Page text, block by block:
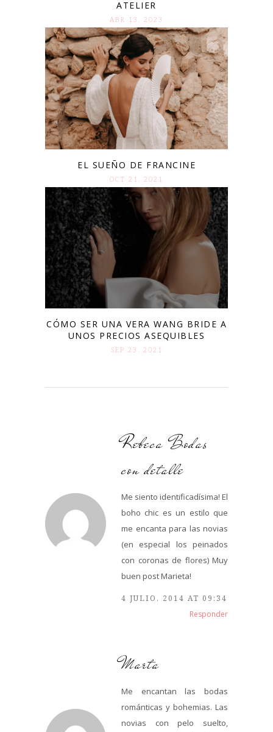
ATELIER
ABR 13. 2023
EL SUEÑO DE FRANCINE
OCT 21. 2021
CÓMO SER UNA VERA WANG BRIDE A
UNOS PRECIOS ASEQUIBLES
SEP 23. 2021
Rebeca Bodas
con detalle
Me siento identificadísima! El
boho chic es un estilo que
me encanta para las novias
(en especial los peinados
con coronas de flores) Muy
buen post Marieta!
4 JULIO, 2014 AT 09:34
Responder
Marta
Me encantan las bodas
románticas y bohemias. Las
novias con pelo suelto,